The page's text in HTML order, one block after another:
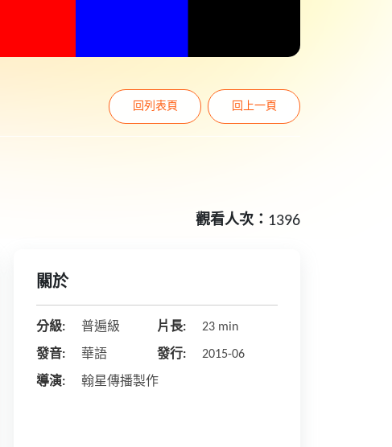
回列表頁 回上一頁
觀看人次： 1396
關於
分級: 普遍級 片長: 23 min
發音: 華語 發行: 2015-06
導演: 翰星傳播製作